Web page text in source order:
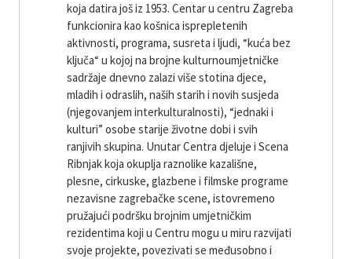
koja datira još iz 1953. Centar u centru Zagreba
funkcionira kao košnica isprepletenih
aktivnosti, programa, susreta i ljudi, “kuća bez
ključa“ u kojoj na brojne kulturnoumjetničke
sadržaje dnevno zalazi više stotina djece,
mladih i odraslih, naših starih i novih susjeda
(njegovanjem interkulturalnosti), “jednaki i
kulturi” osobe starije životne dobi i svih
ranjivih skupina. Unutar Centra djeluje i Scena
Ribnjak koja okuplja raznolike kazališne,
plesne, cirkuske, glazbene i filmske programe
nezavisne zagrebačke scene, istovremeno
pružajući podršku brojnim umjetničkim
rezidentima koji u Centru mogu u miru razvijati
svoje projekte, povezivati ​​se međusobno i